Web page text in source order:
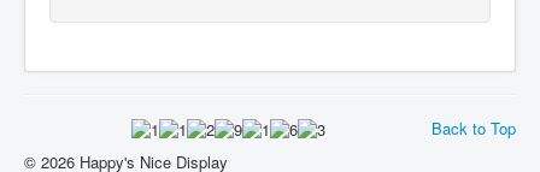
Back to Top
© 2026 Happy's Nice Display